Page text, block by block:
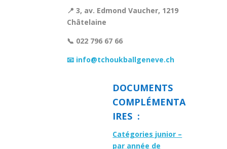
📍 3, av. Edmond Vaucher, 1219
Châtelaine
📞 022 796 67 66
📧 info@tchoukballgeneve.ch
DOCUMENTS
COMPLÉMENTA
IRES :
Catégories junior –
par année de